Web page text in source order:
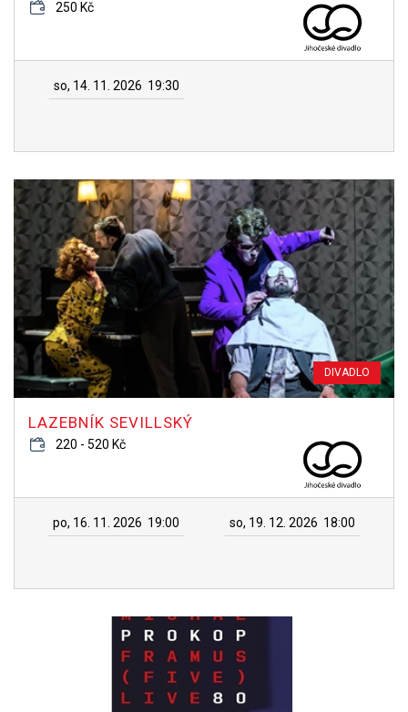
250 Kč
so, 14. 11. 2026 19:30
DIVADLO
LAZEBNÍK SEVILLSKÝ
220 - 520 Kč
po, 16. 11. 2026 19:00 so, 19. 12. 2026 18:00